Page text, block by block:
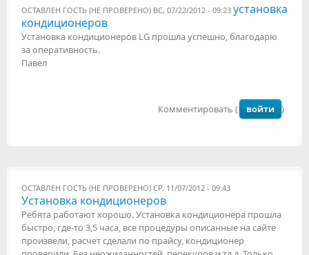
ОСТАВЛЕН ГОСТЬ (НЕ ПРОВЕРЕНО) ВС, 07/22/2012 - 09:23 установка
кондиционеров
Установка кондиционеров LG прошла успешно, благодарю
за оперативность.
Павел
Комментировать ( войти )
ОСТАВЛЕН ГОСТЬ (НЕ ПРОВЕРЕНО) СР, 11/07/2012 - 09:43
Установка кондиционеров
Ребята работают хорошо. Установка кондиционера прошла
быстро, где-то 3,5 часа, все процедуры описанные на сайте
произвели, расчет сделали по прайсу, кондиционер